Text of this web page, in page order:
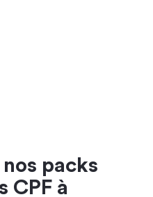
packs
CPF à